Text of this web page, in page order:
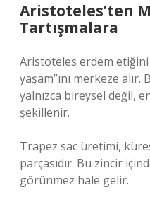
Aristoteles’ten
Tartışmalara
Aristoteles erdem
yaşam”ını merkeze
yalnızca bireysel değil,
şekillenir.
Trapez sac üretimi,
parçasıdır. Bu zincir
görünmez hale gelir.